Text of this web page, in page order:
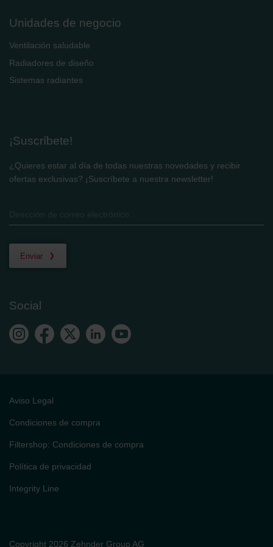
danych Zehnder
Zehnder Group UK Limited: Privacy Policy
Unidades de negocio
Ventilación saludable
Radiadores de diseño
Sistemas radiantes
¡Suscríbete!
¿Quieres estar al día de todas nuestras novedades y recibir
ofertas exclusivas? ¡Suscríbete a nuestra newsletter!
Enviar
Social
Copyright 2026 Zehnder Group AG
Aviso Legal
Condiciones de compra
Filtershop: Condiciones de compra
Política de privacidad
Integrity Line